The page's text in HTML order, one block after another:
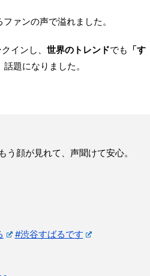
ァンの声で溢れました。
インし、 世界のトレンドでも 「す
題になりました。
顔が見れて、声聞けて安心。
#渋谷すばるです